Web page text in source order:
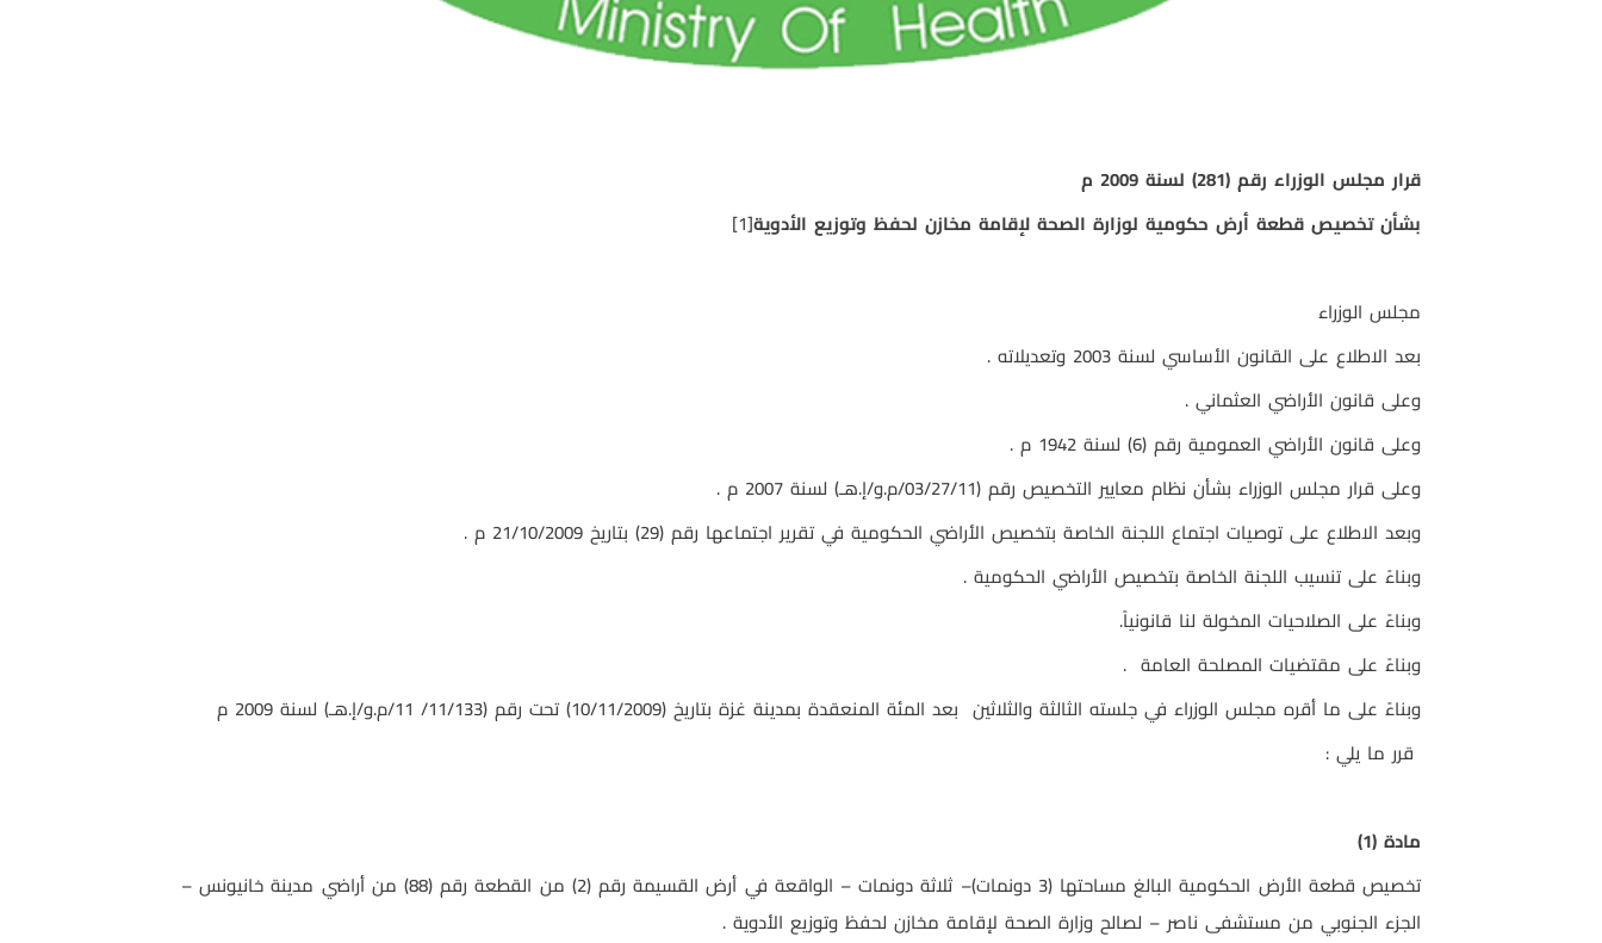
قرار مجلس الوزراء رقم (281) لسنة 2009 م
بشأن تخصيص قطعة أرض حكومية لوزارة الصحة لإقامة مخازن لحفظ وتوزيع الأدوية[1]
مجلس الوزراء
بعد الاطلاع على القانون الأساسي لسنة 2003 وتعديلاته .
وعلى قانون الأراضي العثماني .
وعلى قانون الأراضي العمومية رقم (6) لسنة 1942 م .
وعلى قرار مجلس الوزراء بشأن نظام معايير التخصيص رقم (03/27/11/م.و/إ.هـ) لسنة 2007 م .
وبعد الاطلاع على توصيات اجتماع اللجنة الخاصة بتخصيص الأراضي الحكومية في تقرير اجتماعها رقم (29) بتاريخ 21/10/2009 م .
وبناءً على تنسيب اللجنة الخاصة بتخصيص الأراضي الحكومية .
وبناءً على الصلاحيات المخولة لنا قانونياً.
وبناءً على مقتضيات المصلحة العامة .
وبناءً على ما أقره مجلس الوزراء في جلسته الثالثة والثلاثين بعد المئة المنعقدة بمدينة غزة بتاريخ (10/11/2009) تحت رقم (11/133/ 11/م.و/إ.هـ) لسنة 2009 م
قرر ما يلي :
مادة (1)
تخصيص قطعة الأرض الحكومية البالغ مساحتها (3 دونمات)– ثلاثة دونمات – الواقعة في أرض القسيمة رقم (2) من القطعة رقم (88) من أراضي مدينة خانيونس –
الجزء الجنوبي من مستشفى ناصر – لصالح وزارة الصحة لإقامة مخازن لحفظ وتوزيع الأدوية .